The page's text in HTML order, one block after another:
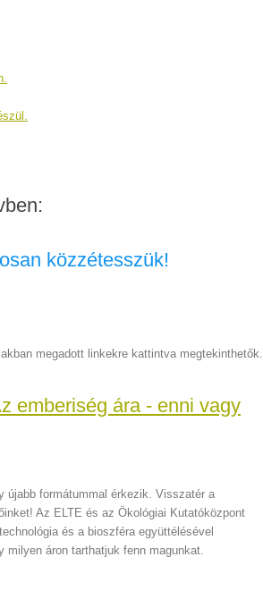
közzétesszük!
megadott linkekre kattintva megtekinthetők.
emberiség ára - enni vagy
újabb formátummal érkezik. Visszatér a
Az ELTE és az Ökológiai Kutatóközpont
és a bioszféra együttélésével
milyen áron tarthatjuk fenn magunkat.